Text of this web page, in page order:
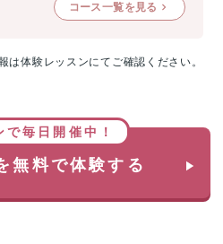
コース一覧を見る
体験レッスンにてご確認ください。
で毎日開催中！
無料で体験する